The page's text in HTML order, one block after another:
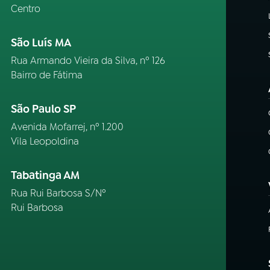
Centro
São Luís MA
Rua Armando Vieira da Silva, nº 126
Bairro de Fátima
São Paulo SP
Avenida Mofarrej, nº 1.200
Vila Leopoldina
Tabatinga AM
Rua Rui Barbosa S/Nº
Rui Barbosa